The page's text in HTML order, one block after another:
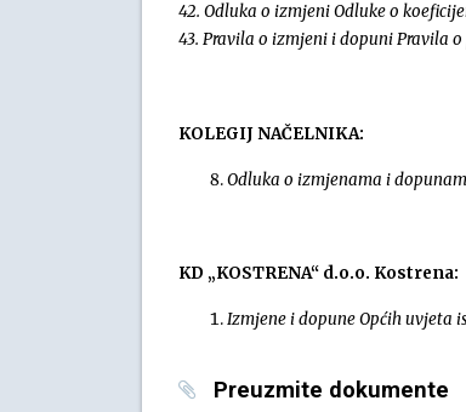
42. Odluka o izmjeni Odluke o
43. Pravila o izmjeni i dopuni Pravila
KOLEGIJ NAČELNIKA:
Odluka o izmjenama i
KD „KOSTRENA“ d.o.o. Kostrena:
Izmjene i dopune Općih uvjeta
Preuzmite dokumente